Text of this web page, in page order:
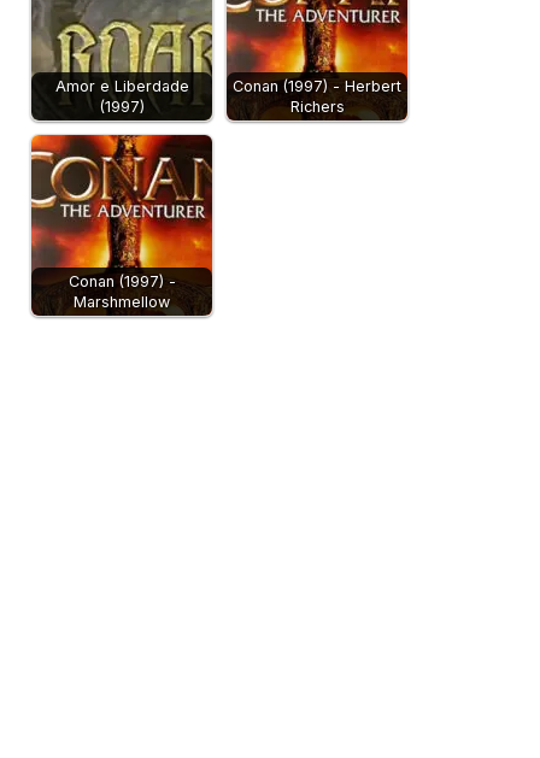
Amor e Liberdade
(1997)
Conan (1997) - Herbert
Richers
Conan (1997) -
Marshmellow